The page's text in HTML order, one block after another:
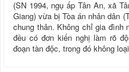
(SN 1994, ngụ ấp Tân An, xã
Giang) vừa bị Tòa án nhân dân
chung thân. Không chỉ gia đình
đều có đơn kiến nghị làm rõ
đoạn tàn độc, trong đó không